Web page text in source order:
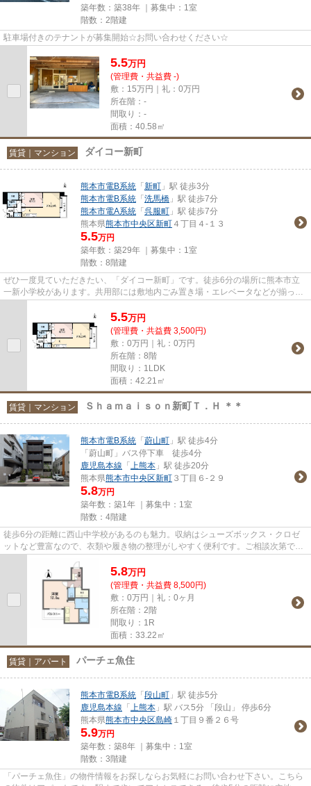
築年数：築38年 ｜募集中： 1室
階数：2階建
駐車場付きのテナントが募集開始☆お問い合わせください☆
5.5万円
(管理費・共益費 -)
敷：15万円｜礼：0万円
所在階：-
間取り：-
面積：40.58㎡
賃貸｜マンション ダイコー新町
熊本市電B系統 「 新町 」駅 徒歩3分
熊本市電B系統 「 洗馬橋 」駅 徒歩7分
熊本市電A系統 「 呉服町 」駅 徒歩7分
熊本県熊本市中央区新町 ４丁目４-１３
5.5万円
築年数：築29年 ｜募集中： 1室
階数：8階建
ぜひ一度見ていただきたい、「ダイコー新町」です。徒歩6分の場所に熊本市立
一新小学校があります。共用部には敷地内ごみ置き場・エレベータなどが揃って
5.5万円
(管理費・共益費 3,500円)
敷：0万円｜礼：0万円
所在階：8階
間取り：1LDK
面積：42.21㎡
賃貸｜マンション Ｓｈａｍａｉｓｏｎ新町Ｔ．Ｈ ＊＊
熊本市電B系統 「 蔚山町 」駅 徒歩4分
「蔚山町」バス停下車 徒歩4分
鹿児島本線 「 上熊本 」駅 徒歩20分
熊本県熊本市中央区新町 ３丁目６-２９
5.8万円
築年数：築1年 ｜募集中： 1室
階数：4階建
徒歩6分の距離に西山中学校があるのも魅力。収納はシューズボックス・クロゼ
ットなど豊富なので、衣類や履き物の整理がしやすく便利です。ご相談次第でペ
5.8万円
(管理費・共益費 8,500円)
敷：0万円｜礼：0ヶ月
所在階：2階
間取り：1R
面積：33.22㎡
賃貸｜アパート パーチェ魚住
熊本市電B系統 「 段山町 」駅 徒歩5分
鹿児島本線 「 上熊本 」駅 バス5分 「段山」 停歩6分
熊本県熊本市中央区島崎 １丁目９番２６号
5.9万円
築年数：築8年 ｜募集中： 1室
階数：3階建
「パーチェ魚住」の物件情報をお探しならお気軽にお問い合わせ下さい。こちら